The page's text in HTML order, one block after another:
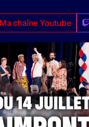
Ma chaîne Youtube